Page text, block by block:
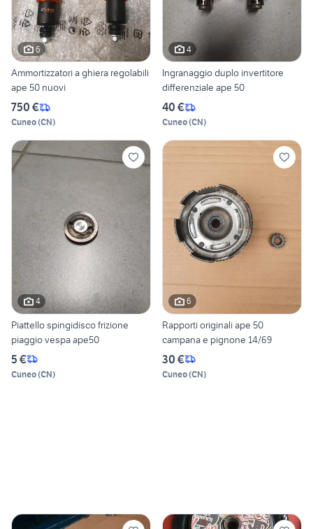
6
Ammortizzatori a ghiera regolabili
ape 50 nuovi
750 €
Cuneo(CN)
4
Ingranaggio duplo invertitore
differenziale ape 50
40 €
Cuneo(CN)
4
Piattello spingidisco frizione
piaggio vespa ape50
5 €
Cuneo(CN)
6
Rapporti originali ape 50
campana e pignone 14/69
30 €
Cuneo(CN)